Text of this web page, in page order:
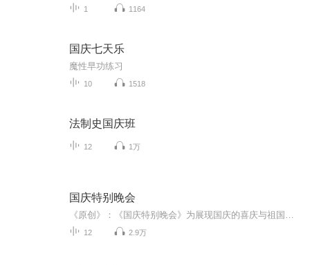
1 1164
国庆七天乐
魔性早功练习
10 1518
法制史国庆班
12 1万
国庆特别晚会
12 2.9万